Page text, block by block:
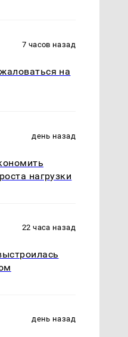
7 часов назад
на
день назад
нагрузки
22 часа назад
день назад